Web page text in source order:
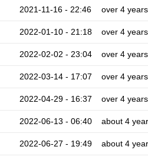
2021-11-16 - 22:46 over 4 years
2022-01-10 - 21:18 over 4 years
2022-02-02 - 23:04 over 4 years
2022-03-14 - 17:07 over 4 years
2022-04-29 - 16:37 over 4 years
2022-06-13 - 06:40 about 4
2022-06-27 - 19:49 about 4